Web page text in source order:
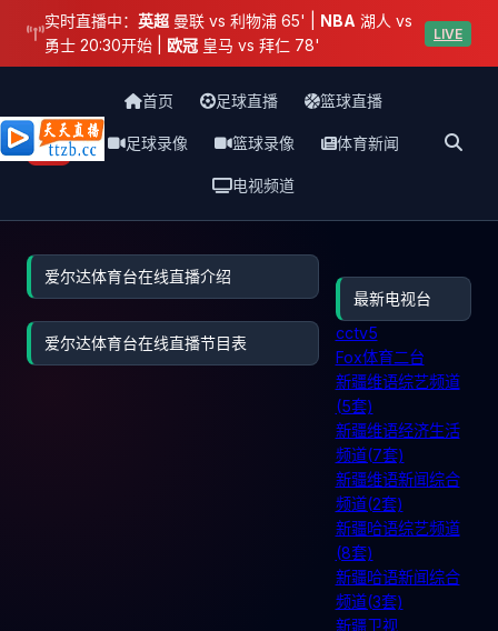
实时直播中： 英超 曼联 vs 利物浦 65' | NBA 湖人 vs
勇士 20:30开始 | 欧冠 皇马 vs 拜仁 78'
LIVE
天天直播网
首页 足球直播 篮球直播
足球录像 篮球录像 体育新闻
电视频道
爱尔达体育台在线直播介绍
爱尔达体育台在线直播节目表
最新电视台
cctv5
Fox体育二台
新疆维语综艺频道
(5套)
新疆维语经济生活
频道(7套)
新疆维语新闻综合
频道(2套)
新疆哈语综艺频道
(8套)
新疆哈语新闻综合
频道(3套)
新疆卫视